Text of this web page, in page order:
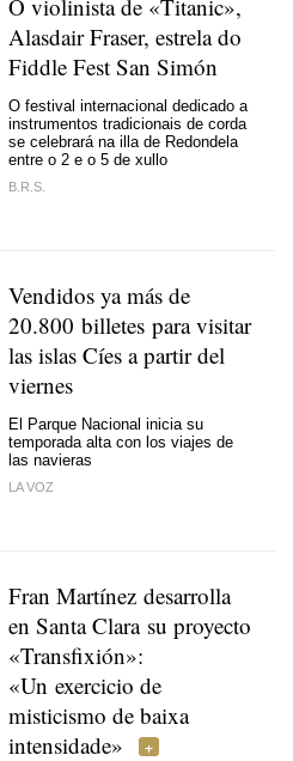
O violinista de «Titanic»,
Alasdair Fraser, estrela do
Fiddle Fest San Simón
O festival internacional dedicado a
instrumentos tradicionais de corda
se celebrará na illa de Redondela
entre o 2 e o 5 de xullo
B.R.S.
Vendidos ya más de
20.800 billetes para visitar
las islas Cíes a partir del
viernes
El Parque Nacional inicia su
temporada alta con los viajes de
las navieras
LA VOZ
Fran Martínez desarrolla
en Santa Clara su proyecto
«Transfixión»:
«Un exercicio de
misticismo de baixa
intensidade»